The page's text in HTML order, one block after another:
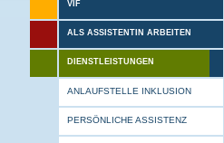
VIF
ALS ASSISTENTIN ARBEITEN
DIENSTLEISTUNGEN
ANLAUFSTELLE INKLUSION
PERSÖNLICHE ASSISTENZ